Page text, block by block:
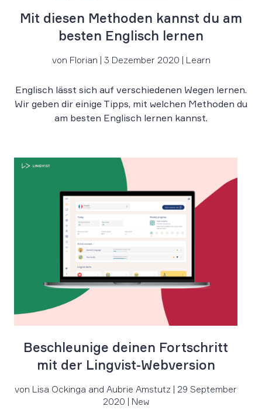
Mit diesen Methoden kannst du am
besten Englisch lernen
von Florian | 3 Dezember 2020 | Learn
Englisch lässt sich auf verschiedenen Wegen lernen.
Wir geben dir einige Tipps, mit welchen Methoden du
am besten Englisch lernen kannst.
Beschleunige deinen Fortschritt
mit der Lingvist-Webversion
von Lisa Ockinga and Aubrie Amstutz | 29 September
2020 | New